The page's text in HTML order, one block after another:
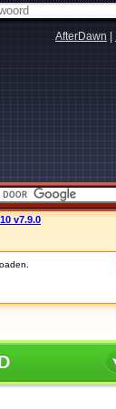
AfterDawn
v7.9.0